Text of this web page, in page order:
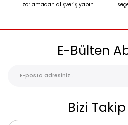
zorlamadan alışveriş yapın.
E-Bülten
Bizi